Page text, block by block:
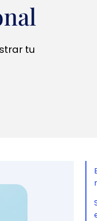
tu